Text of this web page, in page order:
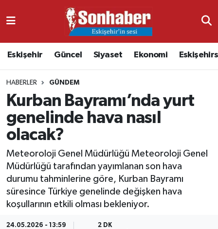
Eskişehir Güncel Siyaset Ekonomi
HABERLER GÜNDEM
Kurban Bayramı’nda yurt
genelinde hava nasıl
olacak?
Meteoroloji Genel Müdürlüğü Meteoroloji Genel
Müdürlüğü tarafından yayımlanan son hava
durumu tahminlerine göre, Kurban Bayramı
süresince Türkiye genelinde değişken hava
koşullarının etkili olması bekleniyor.
24.05.2026 - 13:59 2 DK
Ekonomi
Güncel
Kültür & Sanat
Magazin
Nöbetçi Eczaneler
Namaz Vakitleri
Trafik Durumu
Süper Lig Puan Durumu ve Fikstür
Tüm Manşetler
Son Dakika Haberleri